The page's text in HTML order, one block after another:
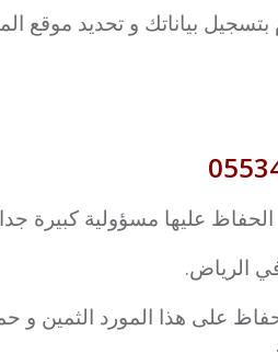
بياناتك و تحديد موقع
عليها مسؤولية كبيرة
الرياض.
على هذا المورد الثمين و